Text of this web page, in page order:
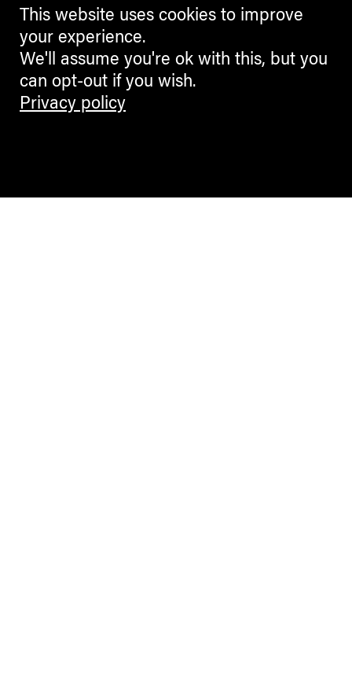
This website uses cookies to improve
your experience.
We'll assume you're ok with this, but you
can opt-out if you wish.
Privacy policy